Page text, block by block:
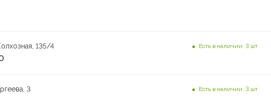
135/4 Есть в наличии: 3 шт
3 Есть в наличии: 3 шт